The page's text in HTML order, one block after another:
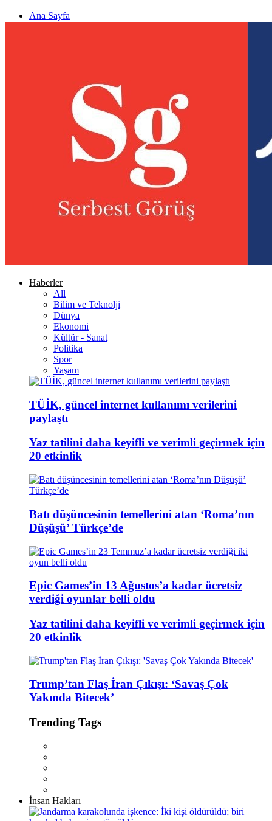
Ana Sayfa
Haberler
All
Bilim ve Teknolji
Dünya
Ekonomi
Kültür - Sanat
Politika
Spor
Yaşam
TÜİK, güncel internet kullanımı verilerini
paylaştı
Yaz tatilini daha keyifli ve verimli geçirmek için
20 etkinlik
Batı düşüncesinin temellerini atan ‘Roma’nın
Düşüşü’ Türkçe’de
Epic Games’in 13 Ağustos’a kadar ücretsiz
verdiği oyunlar belli oldu
Yaz tatilini daha keyifli ve verimli geçirmek için
20 etkinlik
Trump’tan Flaş İran Çıkışı: ‘Savaş Çok
Yakında Bitecek’
Trending Tags
İnsan Hakları